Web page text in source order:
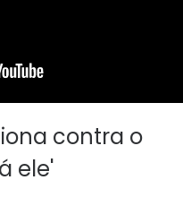
contra o
ele'